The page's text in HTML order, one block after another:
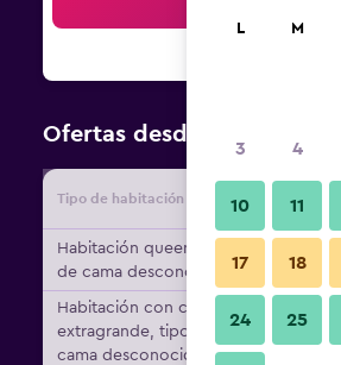
Ofertas desde Oferta
Tipo de habitación
Habitación queen, tipo
de cama desconocido
Habitación con cama
extragrande, tipo de
cama desconocido
L M
3 4
10 11
17 18
24 25